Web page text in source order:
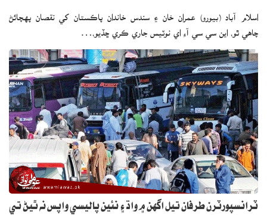
اسلام آباد (بيورو) عمران خان ۽ سندس خاندان پاڪستان کي نقصان پهچائڻ
چاهي ٿو، اين سي سي آءِ اي نوٽيس جاري ڪري ڇڏيو،…
ٽرانسپورٽرن طرفان تيل اگهن ۾ واڌ ۽ نئين پاليسي واپس نه ٿيڻ تي